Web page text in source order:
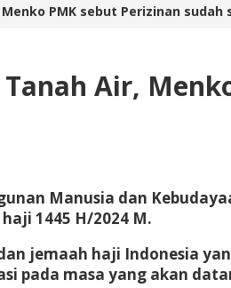
PMK sebut Perizinan sudah
Air,
Manusia dan
1445 H/2024 M.
jemaah haji Indonesia
pada masa yang akan